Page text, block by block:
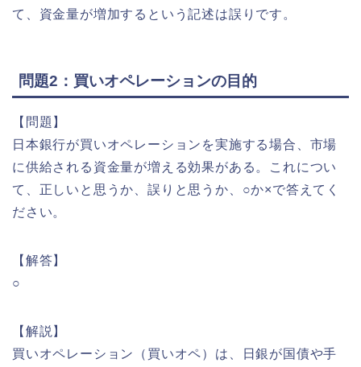
て、資金量が増加するという記述は誤りです。
問題2：買いオペレーションの目的
【問題】
日本銀行が買いオペレーションを実施する場合、市場
に供給される資金量が増える効果がある。これについ
て、正しいと思うか、誤りと思うか、○か×で答えてく
ださい。
【解答】
○
【解説】
買いオペレーション（買いオペ）は、日銀が国債や手